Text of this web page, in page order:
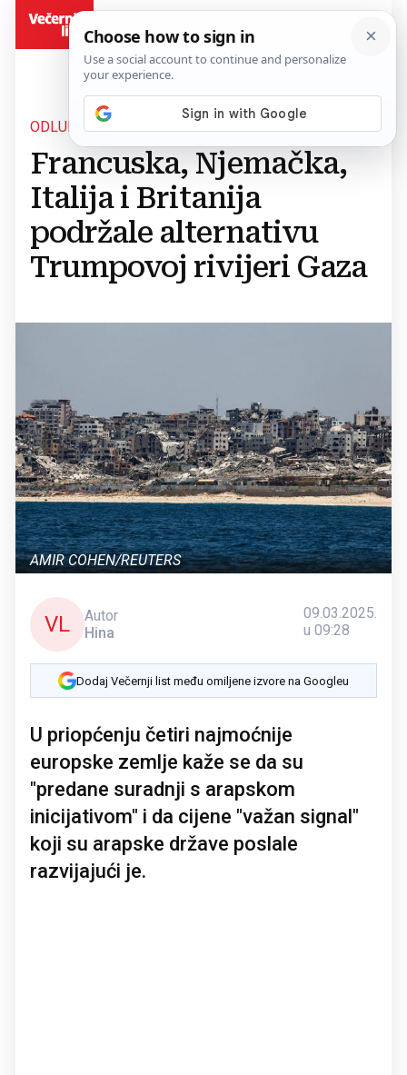
ODLUKA
Francuska, Njemačka,
Italija i Britanija
podržale alternativu
Trumpovoj rivijeri Gaza
AMIR COHEN/REUTERS
VL
Autor
Hina
09.03.2025.
u 09:28
Dodaj Večernji list među omiljene izvore na Googleu
U priopćenju četiri najmoćnije
europske zemlje kaže se da su
"predane suradnji s arapskom
inicijativom" i da cijene "važan signal"
koji su arapske države poslale
razvijajući je.